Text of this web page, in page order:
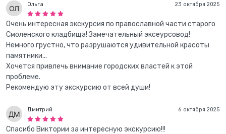
23 октября 2025
Ольга
Очень интересная экскурсия по православной части старого
Смоленского кладбища! Замечательный эксеурсовод!
Немного грустно, что разрушаются удивительной красоты
памятники...
Хочется привлечь внимание городских властей к этой
проблеме.
Рекомендую эту экскурсию от всей души!
6 октября 2025
Дмитрий
Спасибо Виктории за интересную экскурсию!!!